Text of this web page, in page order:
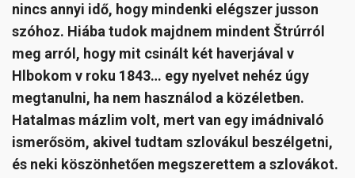
nincs annyi idő, hogy mindenki elégszer jusson
szóhoz. Hiába tudok majdnem mindent Štrúrról
meg arról, hogy mit csinált két haverjával v
Hlbokom v roku 1843… egy nyelvet nehéz úgy
megtanulni, ha nem használod a közéletben.
Hatalmas mázlim volt, mert van egy imádnivaló
ismerősöm, akivel tudtam szlovákul beszélgetni,
és neki köszönhetően megszerettem a szlovákot.